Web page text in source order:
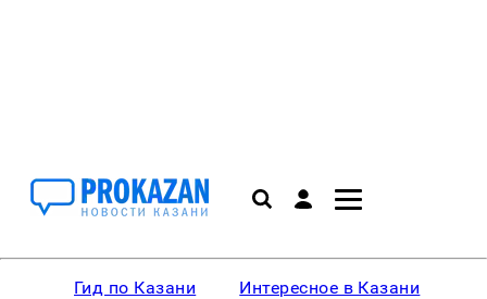
Гид по Казани Интересное в Казани